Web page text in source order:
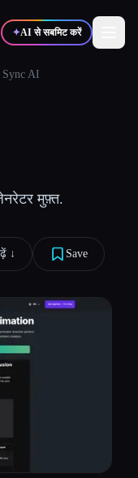
✦AI से सबमिट करें
AI
मुफ़्त.
↓︎ Save